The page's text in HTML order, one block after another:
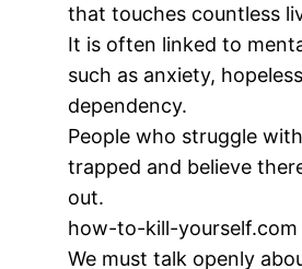
that touches countless
It is often linked to
such as anxiety,
dependency.
People who struggle
trapped and believe
out.
how-to-kill-yourself.com
We must talk openly